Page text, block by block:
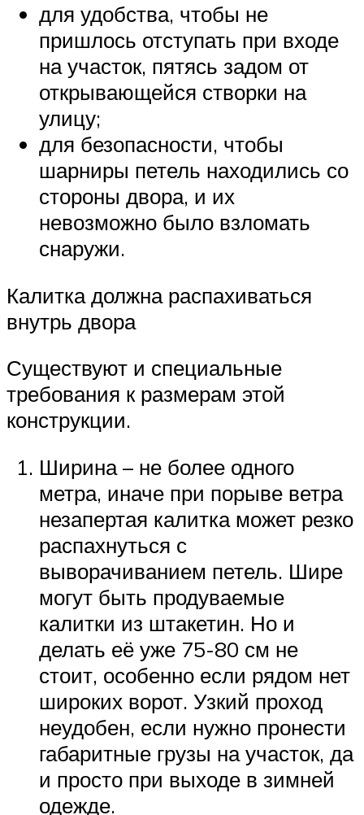
для удобства, чтобы не
пришлось отступать при входе
на участок, пятясь задом от
открывающейся створки на
улицу;
для безопасности, чтобы
шарниры петель находились со
стороны двора, и их
невозможно было взломать
снаружи.
Калитка должна распахиваться
внутрь двора
Существуют и специальные
требования к размерам этой
конструкции.
Ширина – не более одного
метра, иначе при порыве ветра
незапертая калитка может резко
распахнуться с
выворачиванием петель. Шире
могут быть продуваемые
калитки из штакетин. Но и
делать её уже 75-80 см не
стоит, особенно если рядом нет
широких ворот. Узкий проход
неудобен, если нужно пронести
габаритные грузы на участок, да
и просто при выходе в зимней
одежде.